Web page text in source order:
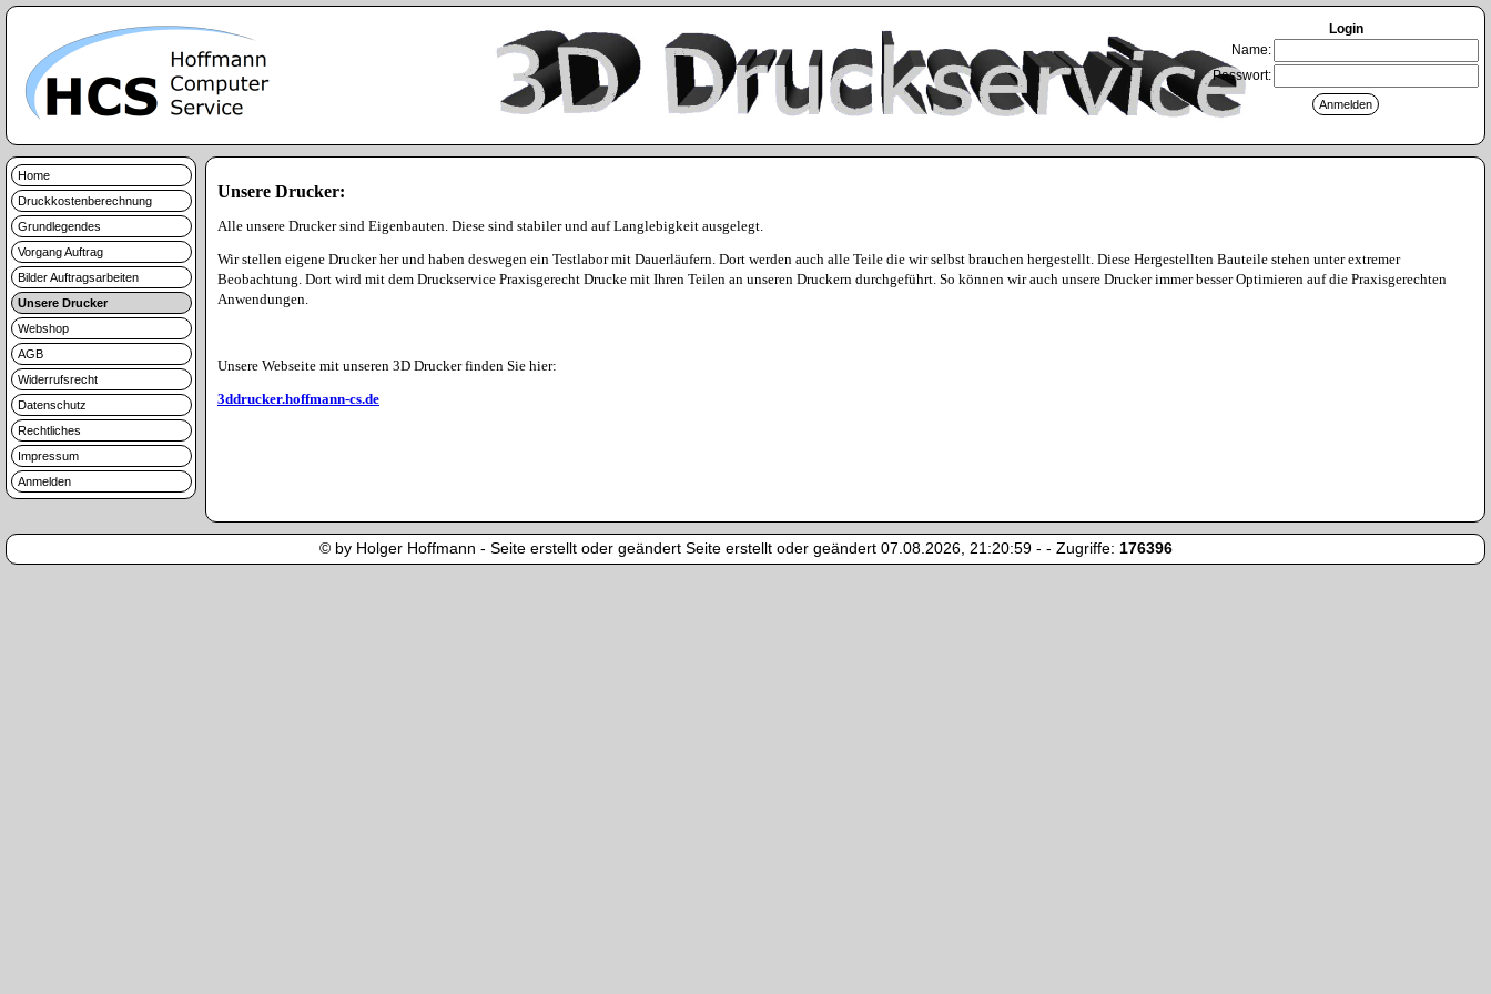
Login
Name:
Passwort:
Home
Druckkostenberechnung
Grundlegendes
Vorgang Auftrag
Bilder Auftragsarbeiten
Unsere Drucker
Webshop
AGB
Widerrufsrecht
Datenschutz
Rechtliches
Impressum
Anmelden
Unsere Drucker:
Alle unsere Drucker sind Eigenbauten. Diese sind stabiler und auf Langlebigkeit ausgelegt.
Wir stellen eigene Drucker her und haben deswegen ein Testlabor mit Dauerläufern. Dort werden auch alle Teile die wir selbst brauchen hergestellt. Diese Hergestellten Bauteile stehen unter extremer
Beobachtung. Dort wird mit dem Druckservice Praxisgerecht Drucke mit Ihren Teilen an unseren Druckern durchgeführt. So können wir auch unsere Drucker immer besser Optimieren auf die Praxisgerechten
Anwendungen.
Unsere Webseite mit unseren 3D Drucker finden Sie hier:
3ddrucker.hoffmann-cs.de
© by Holger Hoffmann - Seite erstellt oder geändert Seite erstellt oder geändert 07.08.2026, 21:20:59 - - Zugriffe: 176396